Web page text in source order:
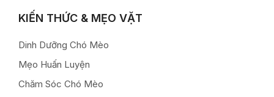
KIẾN THỨC & MẸO VẶT
Dinh Dưỡng Chó Mèo
Mẹo Huấn Luyện
Chăm Sóc Chó Mèo